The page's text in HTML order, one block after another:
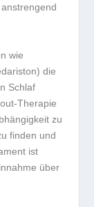
wie
die
Schlaf
Therapie
zu
finden und
ist
über